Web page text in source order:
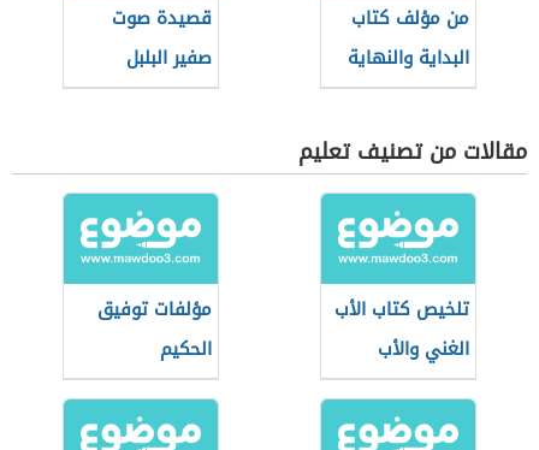
من مؤلف كتاب
البداية والنهاية
قصيدة صوت
صفير البلبل
مقالات من تصنيف تعليم
تلخيص كتاب الأب
الغني والأب
الفقير
مؤلفات توفيق
الحكيم